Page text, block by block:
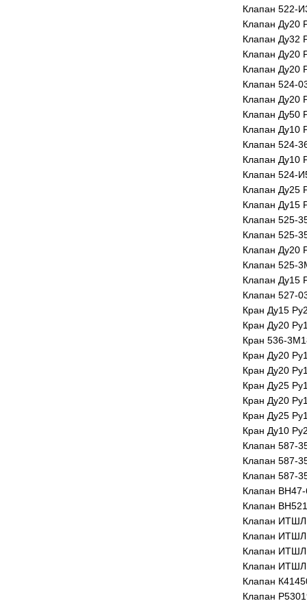
Клапан 522-
Клапан Ду20
Клапан Ду32
Клапан Ду20
Клапан Ду20
Клапан 524-
Клапан Ду20
Клапан Ду50
Клапан Ду10
Клапан 524-
Клапан Ду10
Клапан 524-
Клапан Ду25
Клапан Ду15
Клапан 525-
Клапан 525-
Клапан Ду20
Клапан 525-
Клапан Ду15
Клапан 527-
Кран Ду15
Кран Ду20
Кран 536-
Кран Ду20
Кран Ду20
Кран Ду25
Кран Ду20
Кран Ду25
Кран Ду10
Клапан 587-
Клапан 587-
Клапан 587-
Клапан
Клапан
Клапан
Клапан
Клапан
Клапан
Клапан
Клапан